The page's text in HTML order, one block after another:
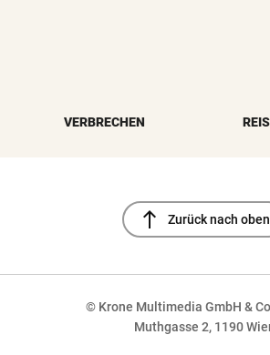
VERBRECHEN
north Zurück nach oben
© Krone Multimedia GmbH &
Muthgasse 2, 1190